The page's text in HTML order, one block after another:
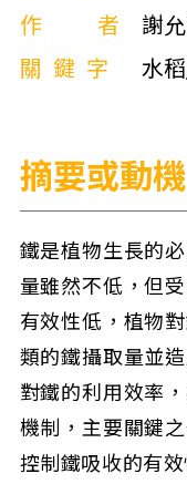
作者
謝
關鍵字
水
摘要或動機
鐵是植物生長的
量雖然不低，但
有效性低，植物
類的鐵攝取量並
對鐵的利用效率
機制，主要關鍵
控制鐵吸收的有